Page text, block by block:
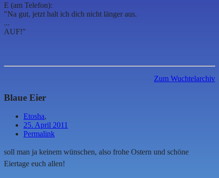
E (am Telefon):
"Na gut, jetzt halt ich dich nicht länger aus.
...
AUF!"
Zum Wuchtelarchiv
Blaue Eier
Etosha,
25. April 2011
Permalink
soll man ja keinem wünschen, also frohe Ostern und schöne
Eiertage euch allen!